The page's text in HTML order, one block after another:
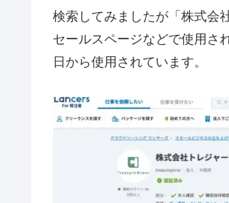
検索してみましたが「株式会
セールスページなどで使用さ
日から使用されています。